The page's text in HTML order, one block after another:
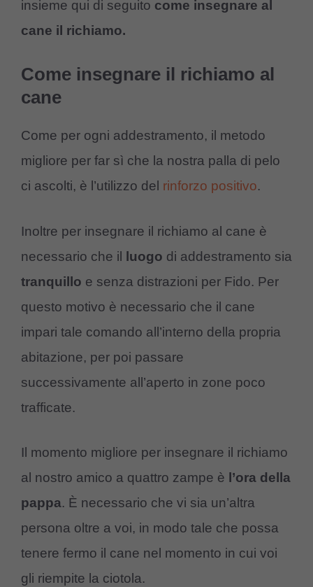
insieme qui di seguito come insegnare al
cane il richiamo.
Come insegnare il richiamo al
cane
Come per ogni addestramento, il metodo
migliore per far sì che la nostra palla di pelo
ci ascolti, è l’utilizzo del rinforzo positivo.
Inoltre per insegnare il richiamo al cane è
necessario che il
luogo di addestramento sia
tranquillo e senza distrazioni per Fido. Per
questo motivo è necessario che il cane
impari tale comando all’interno della propria
abitazione, per poi passare
successivamente all’aperto in zone poco
trafficate.
Il momento migliore per insegnare il richiamo
al nostro amico a quattro zampe è l’ora della
pappa. È necessario che vi sia un’altra
persona oltre a voi, in modo tale che possa
tenere fermo il cane nel momento in cui voi
gli riempite la ciotola.